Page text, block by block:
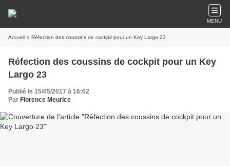
MENU
Accueil » Réfection des coussins de cockpit pour un Key Largo 23
Réfection des coussins de cockpit pour un Key
Largo 23
Publié le 15/05/2017 à 16:02
Par Florence Meurice